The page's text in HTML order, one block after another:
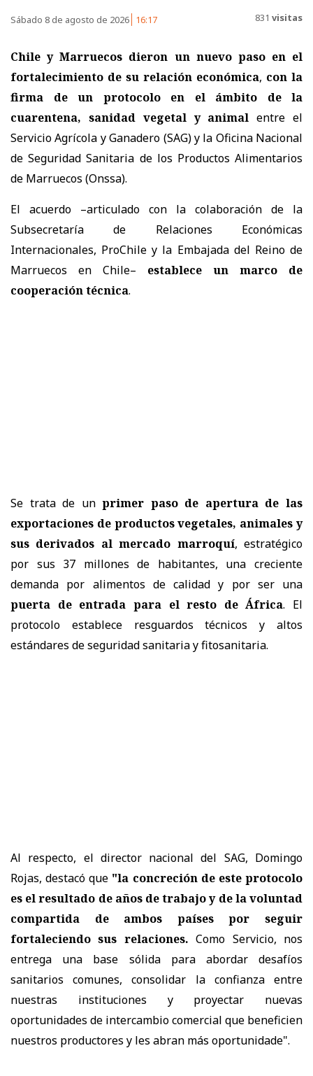
Sábado 8 de agosto de 2026 16:17 831 visitas
Chile y Marruecos dieron un nuevo paso en el
fortalecimiento de su relación económica, con la
firma de un protocolo en el ámbito de la
cuarentena, sanidad vegetal y animal entre el
Servicio Agrícola y Ganadero (SAG) y la Oficina Nacional
de Seguridad Sanitaria de los Productos Alimentarios
de Marruecos (Onssa).
El acuerdo –articulado con la colaboración de la
Subsecretaría de Relaciones Económicas
Internacionales, ProChile y la Embajada del Reino de
Marruecos en Chile– establece un marco de
cooperación técnica.
Se trata de unprimer paso de apertura de las
exportaciones de productos vegetales, animales y
sus derivados al mercado marroquí, estratégico
por sus 37 millones de habitantes, una creciente
demanda por alimentos de calidad y por ser una
puerta de entrada para el resto de África. El
protocolo establece resguardos técnicos y altos
estándares de seguridad sanitaria y fitosanitaria.
Al respecto, el director nacional del SAG, Domingo
Rojas, destacó que "la concreción de este protocolo
es el resultado de años de trabajo y de la voluntad
compartida de ambos países por seguir
fortaleciendo sus relaciones. Como Servicio, nos
entrega una base sólida para abordar desafíos
sanitarios comunes, consolidar la confianza entre
nuestras instituciones y proyectar nuevas
oportunidades de intercambio comercial que beneficien
nuestros productores y les abran más oportunidade".